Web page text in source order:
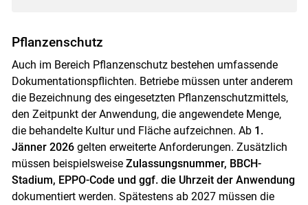
Pflanzenschutz
Auch im Bereich Pflanzenschutz bestehen umfassende
Dokumentationspflichten. Betriebe müssen unter anderem
die Bezeichnung des eingesetzten Pflanzenschutzmittels,
den Zeitpunkt der Anwendung, die angewendete Menge,
die behandelte Kultur und Fläche aufzeichnen. Ab 1.
Jänner 2026gelten erweiterte Anforderungen. Zusätzlich
müssen beispielsweise Zulassungsnummer, BBCH-
Stadium, EPPO-Code und ggf. die Uhrzeit der Anwendung
dokumentiert werden. Spätestens ab 2027 müssen die